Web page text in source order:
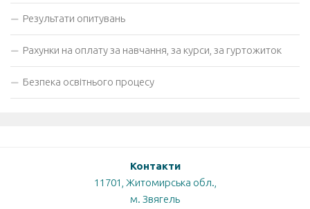
Результати опитувань
Рахунки на оплату за навчання, за курси, за гуртожиток
Безпека освітнього процесу
Контакти
11701, Житомирська обл.,
м. Звягель